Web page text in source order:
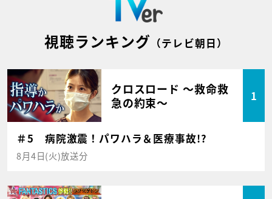
視聴ランキング （テレビ朝日）
クロスロード ～救命救
急の約束～
1
＃5 病院激震！パワハラ＆医療事故!?
8月4日(火)放送分